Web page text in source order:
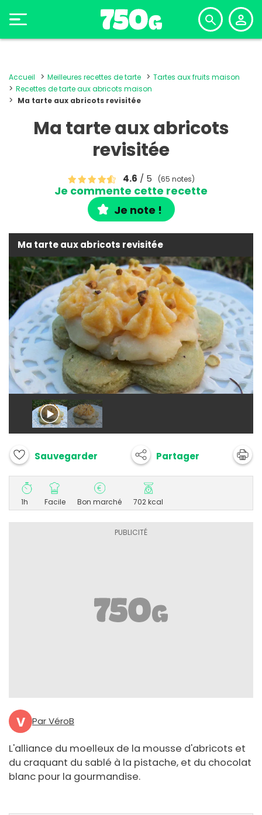
Accueil Meilleures recettes de tarte
Tartes aux fruits maison
Recettes de tarte aux abricots maison
Ma tarte aux abricots revisitée
Ma tarte aux abricots
revisitée
4.6 / 5 (65 notes)
Je commente cette recette
Je note !
Ma tarte aux abricots revisitée
Sauvegarder Partager
1h Facile Bon marché 702 kcal
V Par VéroB
L'alliance du moelleux de la mousse d'abricots et
du craquant du sablé à la pistache, et du chocolat
blanc pour la gourmandise.